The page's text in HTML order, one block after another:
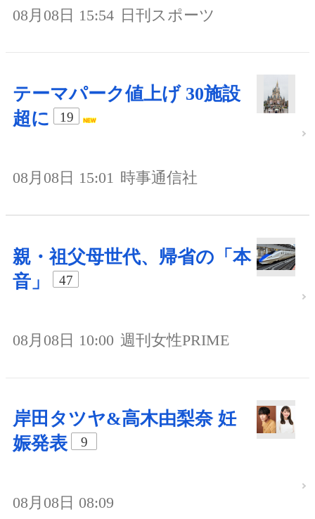
08月08日 15:54 日刊スポーツ
テーマパーク値上げ 30施設
超に
19
08月08日 15:01 時事通信社
親・祖父母世代、帰省の「本
音」
47
08月08日 10:00 週刊女性PRIME
岸田タツヤ&高木由梨奈 妊
娠発表
9
08月08日 08:09